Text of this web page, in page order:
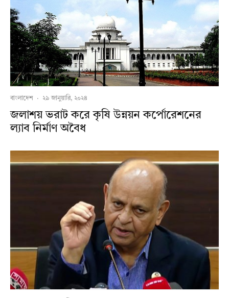
বাংলাদেশ · ২৯ জানুয়ারি, ২০২৪
জলাশয় ভরাট করে কৃষি উন্নয়ন কর্পোরেশনের
ল্যাব নির্মাণ অবৈধ